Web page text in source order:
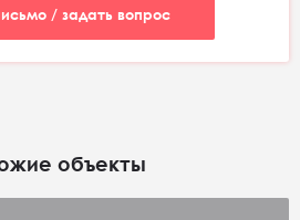
/ задать вопрос
объекты